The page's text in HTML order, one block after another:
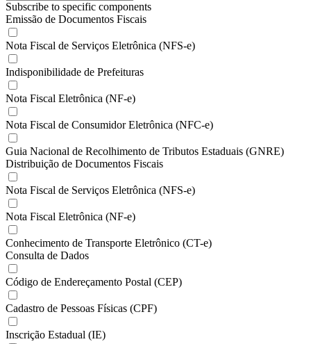
Subscribe to specific components
Emissão de Documentos Fiscais
Nota Fiscal de Serviços Eletrônica (NFS-e)
Indisponibilidade de Prefeituras
Nota Fiscal Eletrônica (NF-e)
Nota Fiscal de Consumidor Eletrônica (NFC-e)
Guia Nacional de Recolhimento de Tributos Estaduais (GNRE)
Distribuição de Documentos Fiscais
Nota Fiscal de Serviços Eletrônica (NFS-e)
Nota Fiscal Eletrônica (NF-e)
Conhecimento de Transporte Eletrônico (CT-e)
Consulta de Dados
Código de Endereçamento Postal (CEP)
Cadastro de Pessoas Físicas (CPF)
Inscrição Estadual (IE)